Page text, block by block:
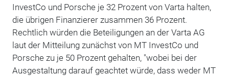
InvestCo und Porsche je 32 Prozent von Varta halten,
die übrigen Finanzierer zusammen 36 Prozent.
Rechtlich würden die Beteiligungen an der Varta AG
laut der Mitteilung zunächst von MT InvestCo und
Porsche zu je 50 Prozent gehalten, "wobei bei der
Ausgestaltung darauf geachtet würde, dass weder MT